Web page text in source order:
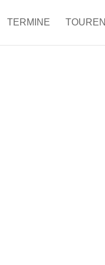
TERMINE TOUREN